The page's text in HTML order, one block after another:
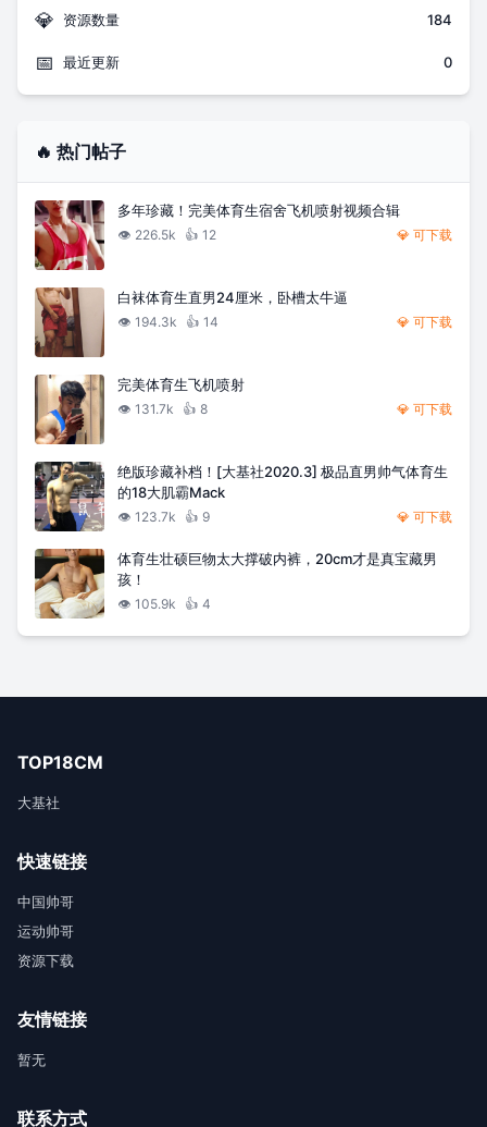
💎 资源数量 184
📅 最近更新 0
🔥 热门帖子
多年珍藏！完美体育生宿舍飞机喷射视频合辑
👁️ 226.5k 👍 12 💎 可下载
白袜体育生直男24厘米，卧槽太牛逼
👁️ 194.3k 👍 14 💎 可下载
完美体育生飞机喷射
👁️ 131.7k 👍 8 💎 可下载
绝版珍藏补档！[大基社2020.3] 极品直男帅气体育生
的18大肌霸Mack
👁️ 123.7k 👍 9 💎 可下载
体育生壮硕巨物太大撑破内裤，20cm才是真宝藏男
孩！
👁️ 105.9k 👍 4
TOP18CM
大基社
快速链接
中国帅哥
运动帅哥
资源下载
友情链接
暂无
联系方式